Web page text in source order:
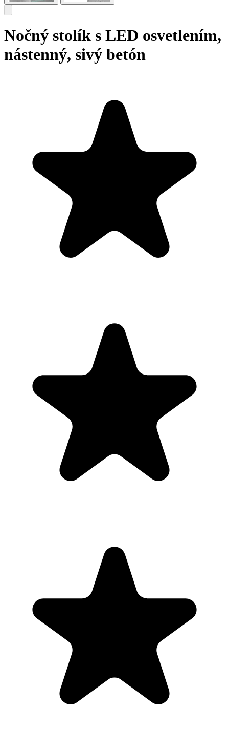
Nočný stolík s LED osvetlením,
nástenný, sivý betón